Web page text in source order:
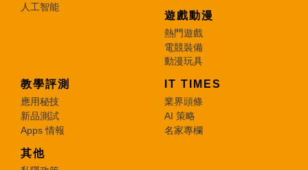
人工智能
遊戲動漫
熱門遊戲
電競裝備
動漫玩具
教學評測
應用秘技
新品測試
Apps 情報
IT TIMES
業界頭條
AI 策略
名家專欄
其他